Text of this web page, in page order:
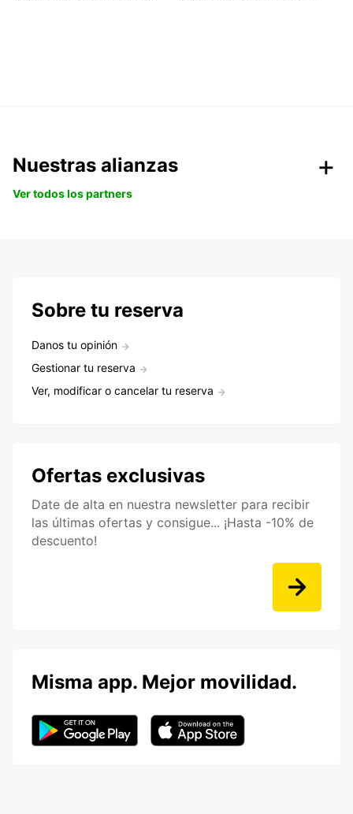
Nuestras alianzas
Ver todos los partners
Sobre tu reserva
Danos tu opinión
Gestionar tu reserva
Ver, modificar o cancelar tu reserva
Ofertas exclusivas
Date de alta en nuestra newsletter para recibir
las últimas ofertas y consigue... ¡Hasta -10% de
descuento!
Misma app. Mejor movilidad.